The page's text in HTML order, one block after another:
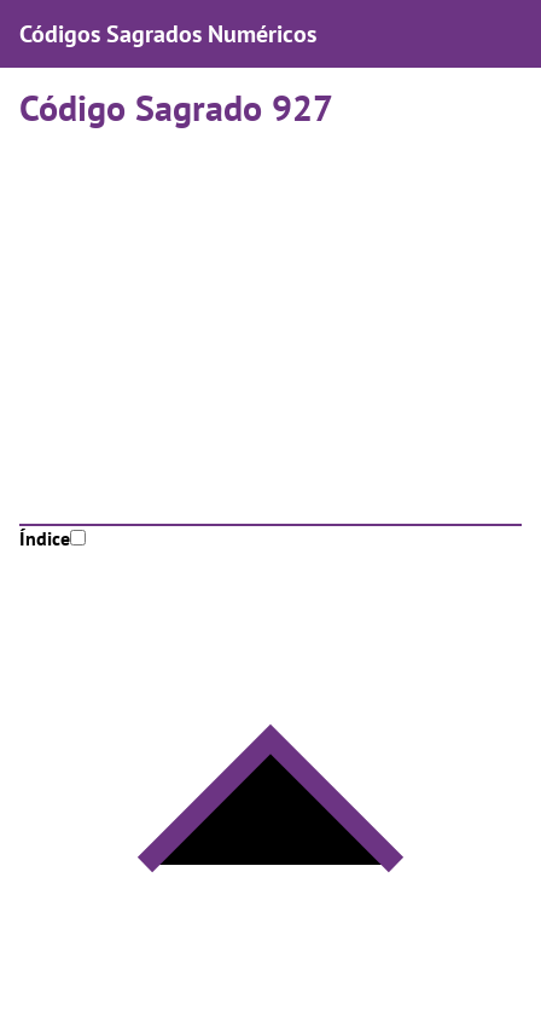
Códigos Sagrados Numéricos
Código Sagrado 927
Índice